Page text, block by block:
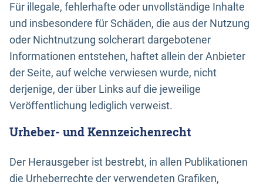
Für illegale, fehlerhafte oder unvollständige Inhalte
und insbesondere für Schäden, die aus der Nutzung
oder Nichtnutzung solcherart dargebotener
Informationen entstehen, haftet allein der Anbieter
der Seite, auf welche verwiesen wurde, nicht
derjenige, der über Links auf die jeweilige
Veröffentlichung lediglich verweist.
Urheber- und Kennzeichenrecht
Der Herausgeber ist bestrebt, in allen Publikationen
die Urheberrechte der verwendeten Grafiken,